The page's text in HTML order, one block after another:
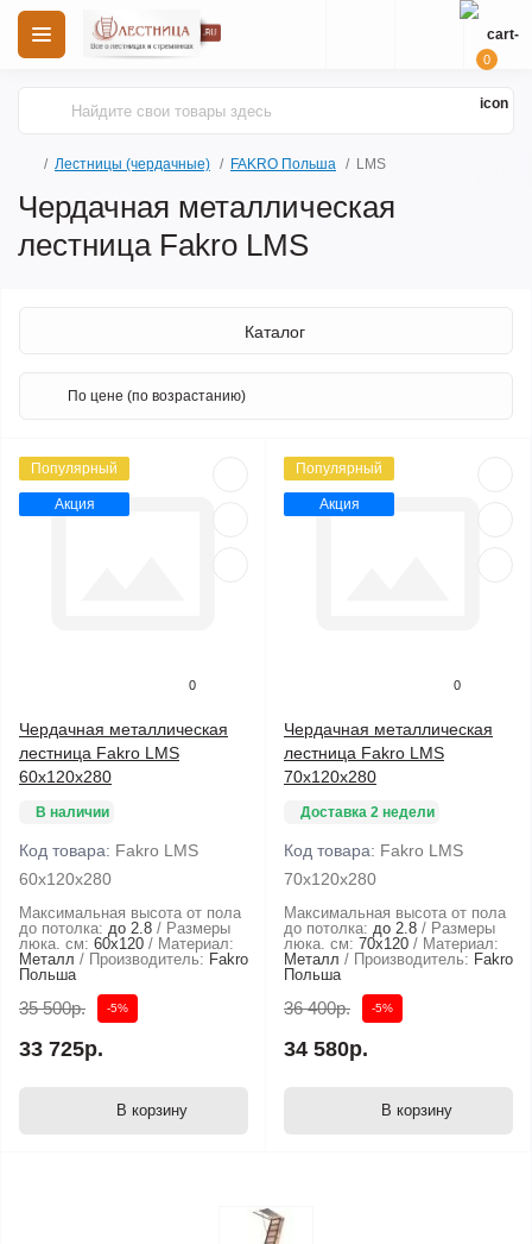
0
Лестницы (чердачные) FAKRO Польша LMS
Чердачная металлическая
лестница Fakro LMS
Каталог
Популярный
Акция
0
Чердачная металлическая
лестница Fakro LMS
60х120х280
В наличии
Код товара: Fakro LMS
60х120х280
Максимальная высота от пола
до потолка: до 2.8
Размеры
люка. см: 60x120
Материал:
Металл
Производитель: Fakro
Польша
35 500р. -5%
33 725р.
В корзину
Популярный
Акция
0
Чердачная металлическая
лестница Fakro LMS
70х120х280
Доставка 2 недели
Код товара: Fakro LMS
70х120х280
Максимальная высота от пола
до потолка: до 2.8
Размеры
люка. см: 70x120
Материал:
Металл
Производитель: Fakro
Польша
36 400р. -5%
34 580р.
В корзину